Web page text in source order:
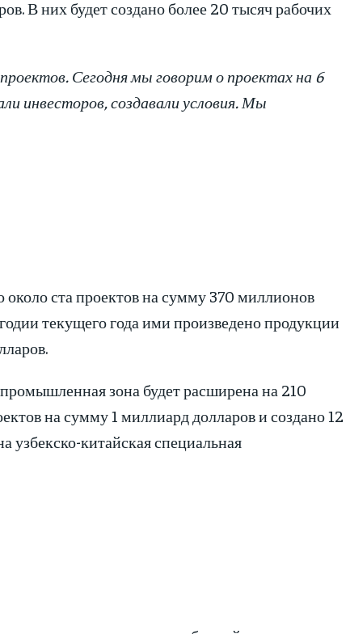
В них будет создано более 20 тысяч рабочих
Сегодня мы говорим о проектах на 6
инвесторов, создавали условия. Мы
около ста проектов на сумму 370 миллионов
текущего года ими произведено продукции
зона будет расширена на 210
на сумму 1 миллиард долларов и создано 12
узбекско-китайская специальная